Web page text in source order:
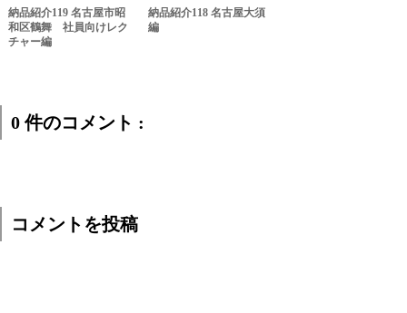
納品紹介119 名古屋市昭
和区鶴舞 社員向けレク
チャー編
納品紹介118 名古屋大須
編
0 件のコメント :
コメントを投稿